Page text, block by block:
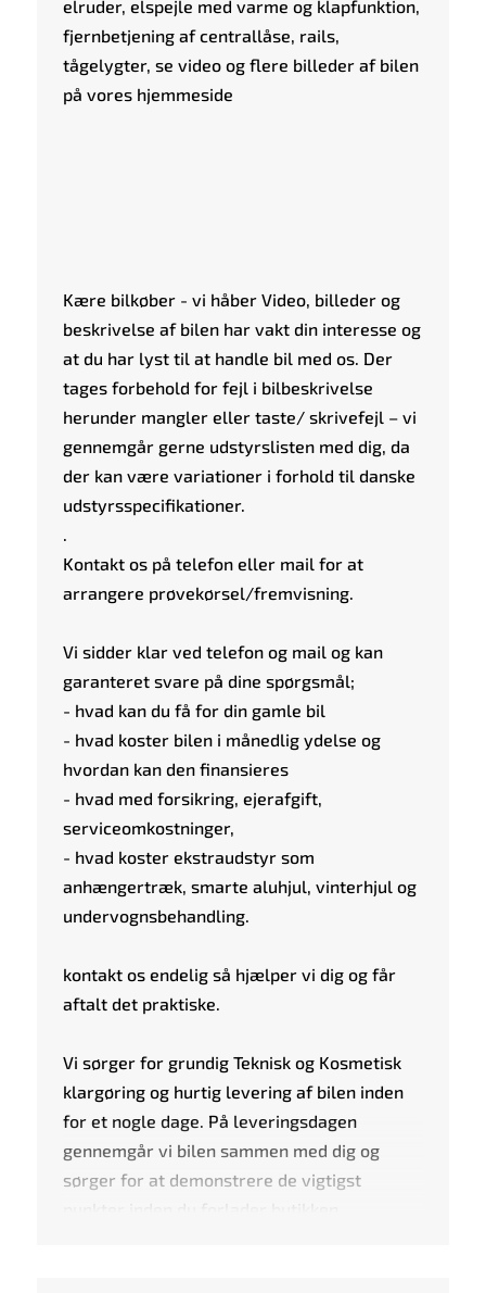
elruder, elspejle med varme og klapfunktion,
fjernbetjening af centrallåse, rails,
tågelygter, se video og flere billeder af bilen
på vores hjemmeside
Kære bilkøber - vi håber Video, billeder og
beskrivelse af bilen har vakt din interesse og
at du har lyst til at handle bil med os. Der
tages forbehold for fejl i bilbeskrivelse
herunder mangler eller taste/ skrivefejl – vi
gennemgår gerne udstyrslisten med dig, da
der kan være variationer i forhold til danske
udstyrsspecifikationer.
.
Kontakt os på telefon eller mail for at
arrangere prøvekørsel/fremvisning.
Vi sidder klar ved telefon og mail og kan
garanteret svare på dine spørgsmål;
- hvad kan du få for din gamle bil
- hvad koster bilen i månedlig ydelse og
hvordan kan den finansieres
- hvad med forsikring, ejerafgift,
serviceomkostninger,
- hvad koster ekstraudstyr som
anhængertræk, smarte aluhjul, vinterhjul og
undervognsbehandling.
kontakt os endelig så hjælper vi dig og får
aftalt det praktiske.
Vi sørger for grundig Teknisk og Kosmetisk
klargøring og hurtig levering af bilen inden
for et nogle dage. På leveringsdagen
gennemgår vi bilen sammen med dig og
sørger for at demonstrere de vigtigst